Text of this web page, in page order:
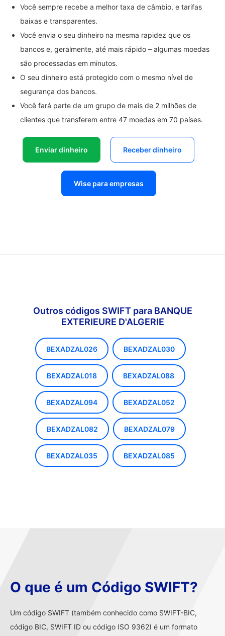
Você sempre recebe a melhor taxa de câmbio, e tarifas
baixas e transparentes.
Você envia o seu dinheiro na mesma rapidez que os
bancos e, geralmente, até mais rápido – algumas moedas
são processadas em minutos.
O seu dinheiro está protegido com o mesmo nível de
segurança dos bancos.
Você fará parte de um grupo de mais de 2 milhões de
clientes que transferem entre 47 moedas em 70 países.
Enviar dinheiro Receber dinheiro
Wise para empresas
Outros códigos SWIFT para BANQUE
EXTERIEURE D'ALGERIE
BEXADZAL026 BEXADZAL030
BEXADZAL018 BEXADZAL088
BEXADZAL094 BEXADZAL052
BEXADZAL082 BEXADZAL079
BEXADZAL035 BEXADZAL085
O que é um Código SWIFT?
Um código SWIFT (também conhecido como SWIFT-BIC,
código BIC, SWIFT ID ou código ISO 9362) é um formato